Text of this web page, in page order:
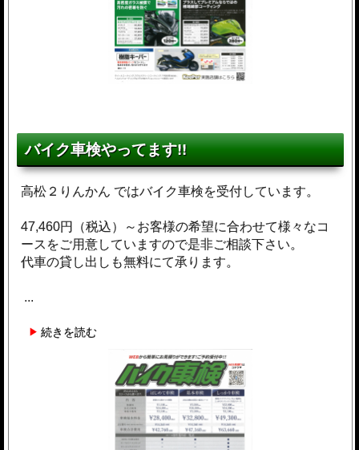
バイク車検やってます!!
高松２りんかん ではバイク車検を受付しています。
47,460円（税込）～お客様の希望に合わせて様々なコ
ースをご用意していますので是非ご相談下さい。
代車の貸し出しも無料にて承ります。
...
続きを読む